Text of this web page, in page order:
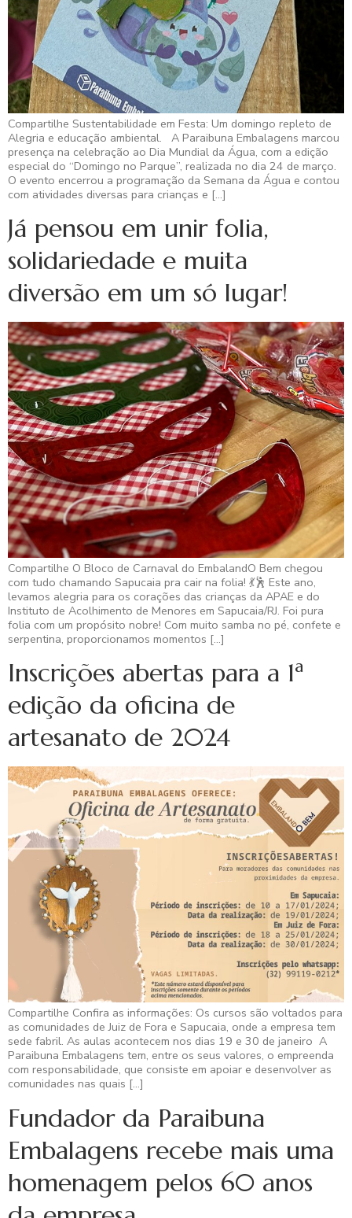
Compartilhe Sustentabilidade em Festa: Um domingo repleto de
Alegria e educação ambiental. A Paraibuna Embalagens marcou
presença na celebração ao Dia Mundial da Água, com a edição
especial do “Domingo no Parque”, realizada no dia 24 de março.
O evento encerrou a programação da Semana da Água e contou
com atividades diversas para crianças e […]
Já pensou em unir folia,
solidariedade e muita
diversão em um só lugar!
Compartilhe O Bloco de Carnaval do EmbalandO Bem chegou
com tudo chamando Sapucaia pra cair na folia! 💃🕺 Este ano,
levamos alegria para os corações das crianças da APAE e do
Instituto de Acolhimento de Menores em Sapucaia/RJ. Foi pura
folia com um propósito nobre! Com muito samba no pé, confete e
serpentina, proporcionamos momentos […]
Inscrições abertas para a 1ª
edição da oficina de
artesanato de 2024
Compartilhe Confira as informações: Os cursos são voltados para
as comunidades de Juiz de Fora e Sapucaia, onde a empresa tem
sede fabril. As aulas acontecem nos dias 19 e 30 de janeiro A
Paraibuna Embalagens tem, entre os seus valores, o empreenda
com responsabilidade, que consiste em apoiar e desenvolver as
comunidades nas quais […]
Fundador da Paraibuna
Embalagens recebe mais uma
homenagem pelos 60 anos